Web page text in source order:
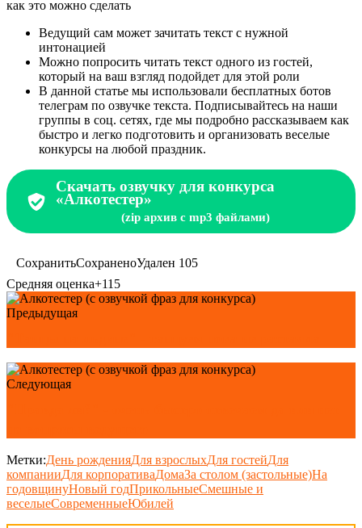
как это можно сделать
Ведущий сам может зачитать текст с нужной
интонацией
Можно попросить читать текст одного из гостей,
который на ваш взгляд подойдет для этой роли
В данной статье мы использовали бесплатных ботов
телеграм по озвучке текста. Подписывайтесь на наши
группы в соц. сетях, где мы подробно рассказываем как
быстро и легко подготовить и организовать веселые
конкурсы на любой праздник.
Скачать озвучку для конкурса
«Алкотестер»
(zip архив с mp3 файлами)
СохранитьСохраненоУдален 105
Средняя оценка+115
Предыдущая
Следующая
Метки:День рожденияДля взрослыхДля гостейДля
компанииДля корпоративаДомаЗа столом (застольные)На
годовщинуНовый годПрикольныеСмешные и
веселыеСовременныеЮбилей